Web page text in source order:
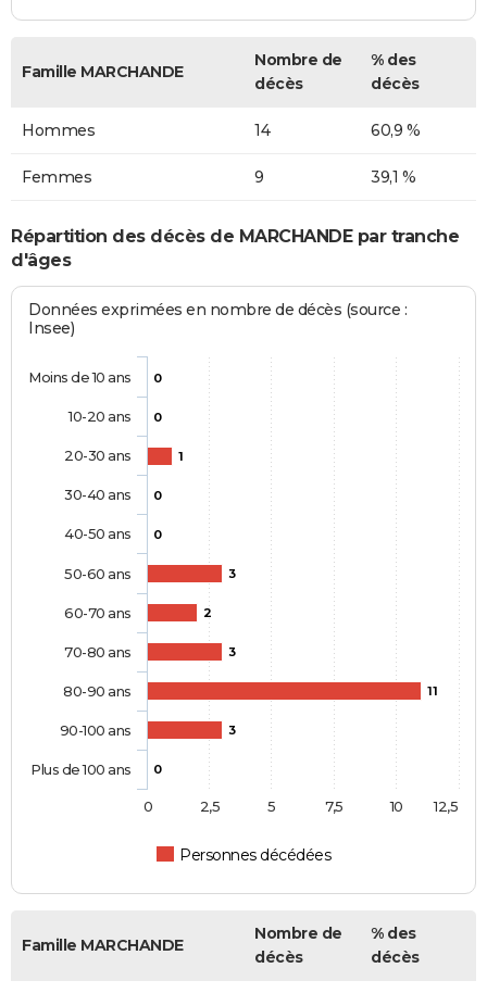
Famille MARCHANDE
Nombre de
décès
% des
décès
Hommes 14 60,9 %
Femmes 9 39,1 %
Répartition des décès de MARCHANDE par tranche
d'âges
Données exprimées en nombre de décès (source :
Insee)
0
0
1
0
0
3
2
3
11
3
0
Personnes décédées
Moins de 10 ans
10-20 ans
20-30 ans
30-40 ans
40-50 ans
50-60 ans
60-70 ans
70-80 ans
80-90 ans
90-100 ans
Plus de 100 ans
0 10
2,5 5 7,5 12,5
Famille MARCHANDE
Nombre de
décès
% des
décès